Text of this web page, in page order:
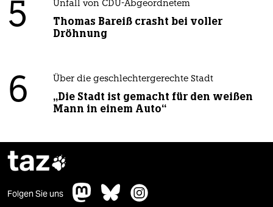
5 Unfall von CDU-Abgeordnetem
Thomas Bareiß crasht bei voller
Dröhnung
6 Über die geschlechtergerechte Stadt
„Die Stadt ist gemacht für den weißen
Mann in einem Auto“
taz
Folgen Sie uns